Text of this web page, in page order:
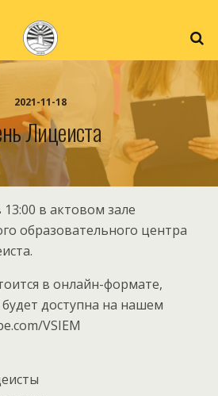
2021-11-18
Лицеиста
в актовом зале
образовательного центра
в онлайн-формате,
доступна на нашем
VSIEM